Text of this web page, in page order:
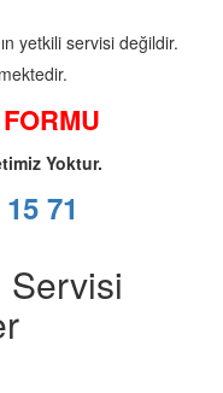
yetkili servisi değildir.
Yoktur.
71